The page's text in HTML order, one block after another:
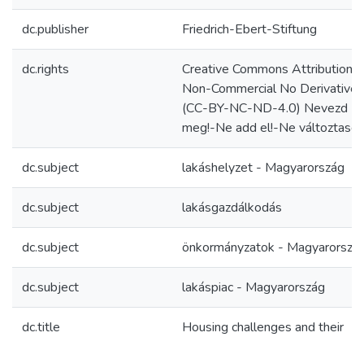
dc.publisher Friedrich-Ebert-Stiftung
dc.rights
Creative Commons Attribution
Non-Commercial No Derivatives
(CC-BY-NC-ND-4.0) Nevezd
meg!-Ne add el!-Ne változtasd!
dc.subject lakáshelyzet - Magyarország
dc.subject lakásgazdálkodás
dc.subject önkormányzatok -
dc.subject lakáspiac - Magyarország
dc.title
Housing challenges and their